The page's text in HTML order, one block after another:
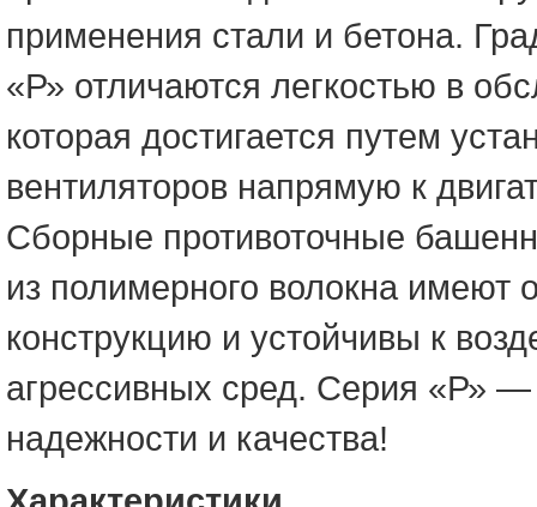
применения стали и бетона.
«Р» отличаются легкостью в
которая достигается путем
вентиляторов напрямую к
Сборные противоточные
из полимерного волокна имеют
конструкцию и устойчивы к
агрессивных сред. Серия «Р» —
надежности и качества!